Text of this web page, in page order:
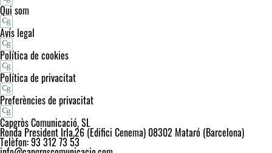
Qui som
Avís legal
Política de cookies
Política de privacitat
Preferències de privacitat
Capgròs Comunicació, SL
Ronda President Irla,26 (Edifici Cenema) 08302 Mataró (Barcelona)
Telèfon: 93 312 73 53